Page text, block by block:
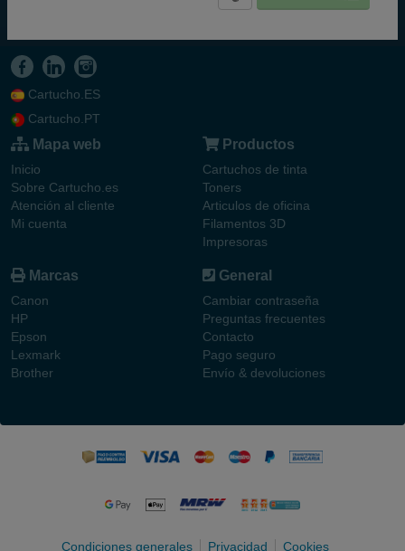
Cartucho.ES
Cartucho.PT
Mapa web
Inicio
Sobre Cartucho.es
Atención al cliente
Mi cuenta
Productos
Cartuchos de tinta
Toners
Articulos de oficina
Filamentos 3D
Impresoras
Marcas
Canon
HP
Epson
Lexmark
Brother
General
Cambiar contraseña
Preguntas frecuentes
Contacto
Pago seguro
Envío & devoluciones
Condiciones generales Privacidad Cookies